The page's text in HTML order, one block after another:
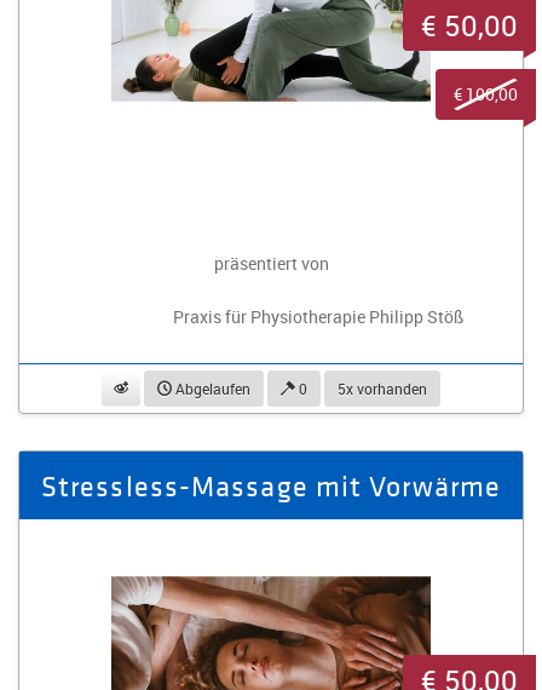
präsentiert von
Praxis für Physiotherapie Philipp Stöß
beobachtenAbgelaufen 0 5x vorhanden
€ 50,00
€ 100,00
Stressless-Massage mit Vorwärme
€ 50,00